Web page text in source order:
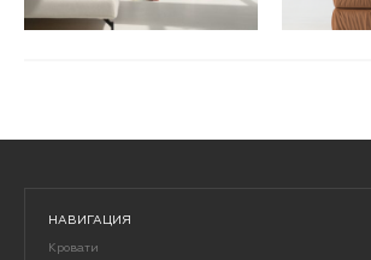
НАВИГАЦИЯ
Кровати